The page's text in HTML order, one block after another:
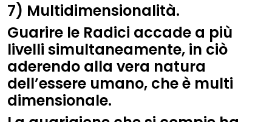
7) Multidimensionalità.
Guarire le Radici accade a più
livelli simultaneamente, in ciò
aderendo alla vera natura
dell’essere umano, che è multi
dimensionale.